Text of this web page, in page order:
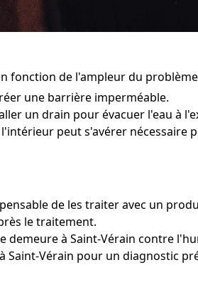
fonction de l'ampleur du
une barrière imperméable.
un drain pour évacuer l'eau à
peut s'avérer nécessaire
de les traiter avec un
le traitement.
à Saint-Vérain contre
Saint-Vérain pour un diagnostic